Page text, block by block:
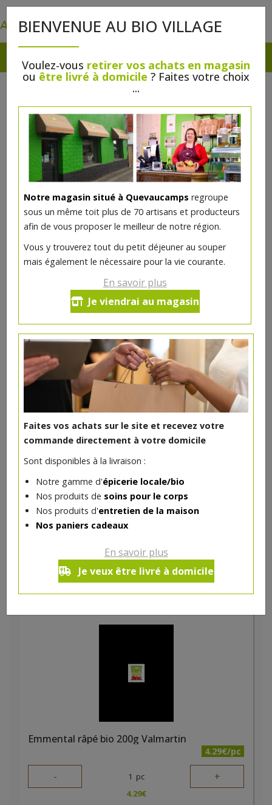
BIENVENUE AU BIO VILLAGE
Voulez-vous retirer vos achats en magasin
ou être livré à domicile ? Faites votre choix
...
Notre magasin situé à Quevaucamps regroupe
sous un même toit plus de 70 artisans et producteurs
afin de vous proposer le meilleur de notre région.
Vous y trouverez tout du petit déjeuner au souper
mais également le nécessaire pour la vie courante.
En savoir plus
Je viendrai au magasin
Faites vos achats sur le site et recevez votre
commande directement à votre domicile
Sont disponibles à la livraison :
Notre gamme d'épicerie locale/bio
Nos produits de soins pour le corps
Nos produits d'entretien de la maison
Nos paniers cadeaux
En savoir plus
Je veux être livré à domicile
Burrata di buffala bio 125g
Ce produit est indisponible pour le moment.
DANS LA MÊME CATÉGORIE ...
Burrata bio 125g Delibio
2.97€
Réception le
vendredi 14/08 (09:00)
Emmental râpé bio 200g Valmartin
4.29€/pc
- 1 pc +
4.29€